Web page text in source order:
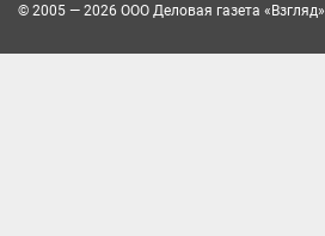
© 2005 — 2026 ООО Деловая газета «Взгляд»